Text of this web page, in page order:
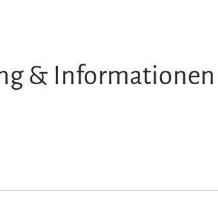
& Informationen